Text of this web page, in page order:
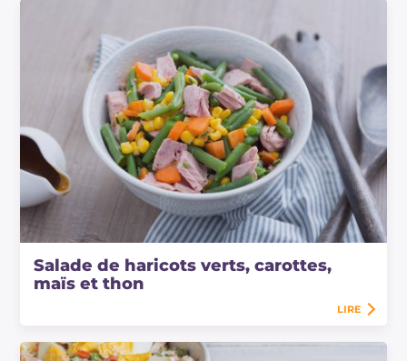
Salade de haricots verts, carottes,
maïs et thon
LIRE